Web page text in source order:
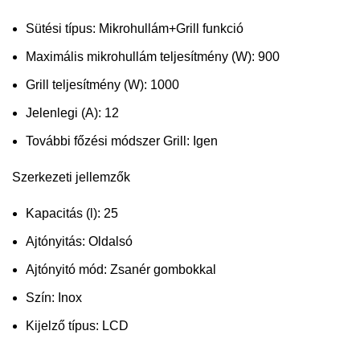
Sütési típus: Mikrohullám+Grill funkció
Maximális mikrohullám teljesítmény (W): 900
Grill teljesítmény (W): 1000
Jelenlegi (A): 12
További főzési módszer Grill : Igen
Szerkezeti jellemzők
Kapacitás (l): 25
Ajtónyitás: Oldalsó
Ajtónyitó mód: Zsanér gombokkal
Szín: Inox
Kijelző típus: LCD